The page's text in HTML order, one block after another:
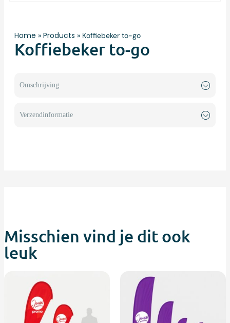
Home » Products » Koffiebeker to-go
Koffiebeker to-go
Omschrijving
Verzendinformatie
Misschien vind je dit ook
leuk